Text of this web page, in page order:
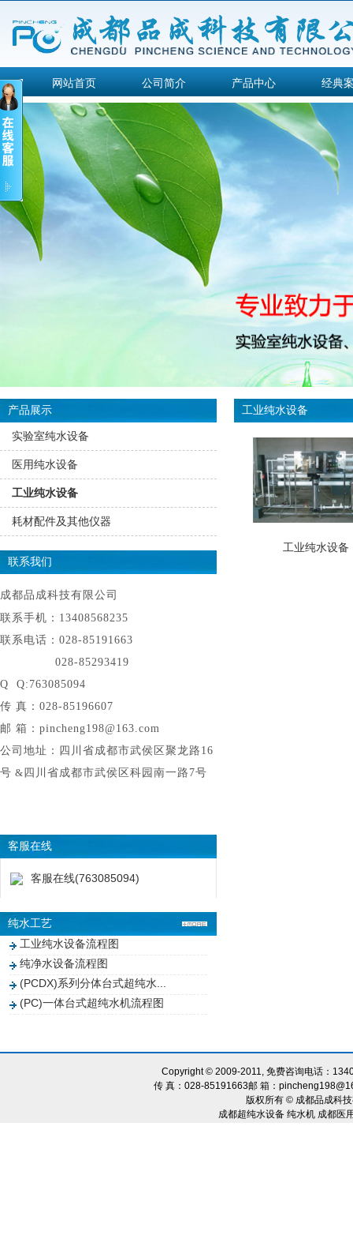
网站首页 公司简介 产品中心 经典
产品展示
实验室纯水设备
医用纯水设备
工业纯水设备
耗材配件及其他仪器
联系我们
成都品成科技有限公司
联系手机：13408568235
联系电话：028-85191663
028-85293419
Q Q:763085094
传 真：028-85196607
邮 箱：pincheng198@163.com
公司地址：四川省成都市武侯区聚龙路16
号 & 四川省成都市武侯区科园南一路7号
客服在线
客服在线(763085094)
纯水工艺
工业纯水设备流程图
纯净水设备流程图
(PCDX)系列分体台式超纯水...
(PC)一体台式超纯水机流程图
工业纯水设备
工业纯水设备
Copyright © 2009-2011, 免费咨询电话：
传 真：028-85191663邮 箱：
版权所有 © 成都品成科
成都超纯水设备 纯水机 成都医